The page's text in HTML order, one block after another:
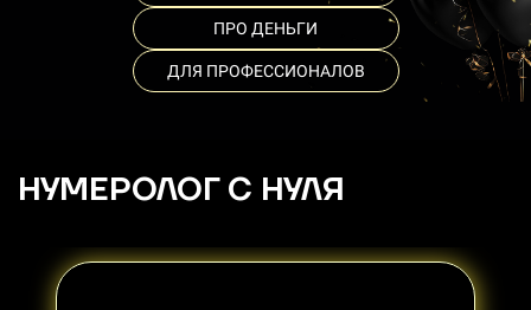
ПРО ДЕНЬГИ
ДЛЯ ПРОФЕССИОНАЛОВ
НУМЕРОЛОГ С НУЛЯ